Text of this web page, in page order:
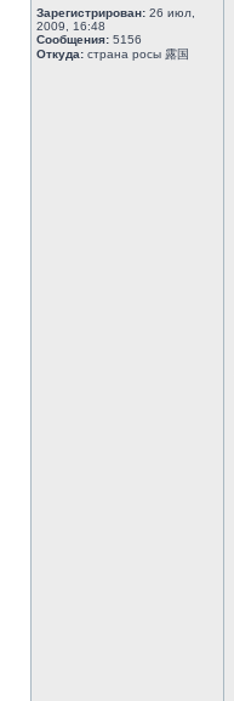
Зарегистрирован: 26 июл,
2009, 16:48
Сообщения: 5156
Откуда: страна росы 露国